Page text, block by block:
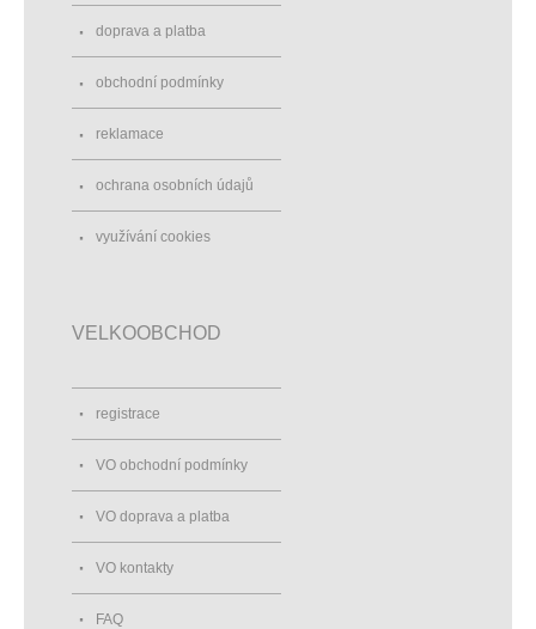
doprava a platba
obchodní podmínky
reklamace
ochrana osobních údajů
využívání cookies
VELKOOBCHOD
registrace
VO obchodní podmínky
VO doprava a platba
VO kontakty
FAQ